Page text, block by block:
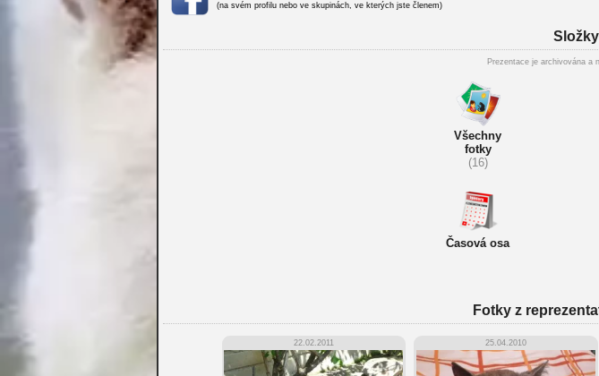
(na svém profilu nebo ve skupinách, ve kterých jste členem)
Prezentace je archivována a
Všechny
fotky
(16)
Časová osa
Fotky z
22.02.2011 25.04.2010